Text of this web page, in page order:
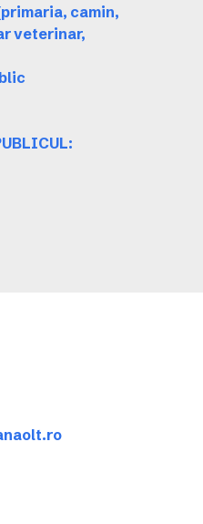
camin,
veterinar,